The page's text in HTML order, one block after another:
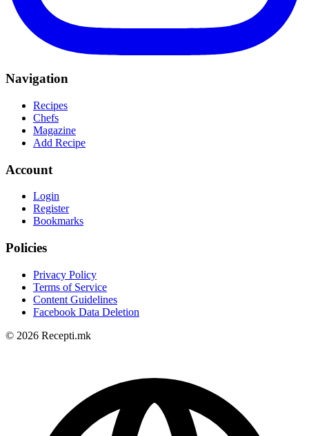
Navigation
Recipes
Chefs
Magazine
Add Recipe
Account
Login
Register
Bookmarks
Policies
Privacy Policy
Terms of Service
Content Guidelines
Facebook Data Deletion
© 2026 Recepti.mk